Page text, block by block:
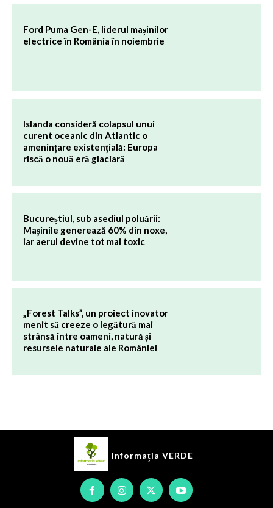
Ford Puma Gen-E, liderul mașinilor
electrice în România în noiembrie
Islanda consideră colapsul unui
curent oceanic din Atlantic o
amenințare existențială: Europa
riscă o nouă eră glaciară
Bucureștiul, sub asediul poluării:
Mașinile generează 60% din noxe,
iar aerul devine tot mai toxic
„Forest Talks”, un proiect inovator
menit să creeze o legătură mai
strânsă între oameni, natură și
resursele naturale ale României
Informația VERDE